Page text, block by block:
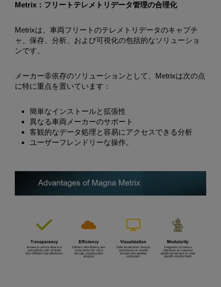
Metrix：フリートテレメトリデータ管理の合理化
Metrixは、車両フリートのテレメトリデータのキャプチ
ャ、保存、分析、および可視化の包括的なソリューショ
ンです。
メーカー非依存のソリューションとして、Metrixは次の点
に特に重点を置いています：
簡単なインストールと拡張性
異なる車両メーカーのサポート
客観的なデータ処理と容易にアクセスできる分析
ユーザーフレンドリーな操作。